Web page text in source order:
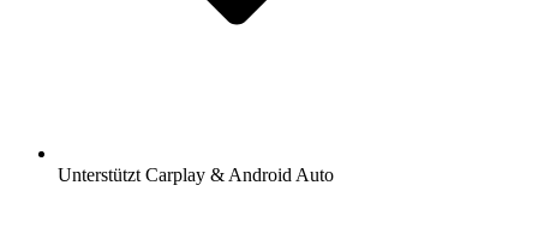
Unterstützt Carplay & Android Auto